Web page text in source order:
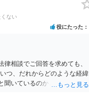
、実刑となるか微妙な事案で
ない
役にたった
相談でご回答を求めても、
つ、だれからどのような経緯
聞いているのかということに